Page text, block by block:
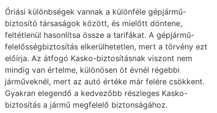
Óriási különbségek vannak a különféle gépjármű-
biztosító társaságok között, és mielőtt döntene,
feltétlenül hasonlítsa össze a tarifákat. A gépjármű-
felelősségbiztosítás elkerülhetetlen, mert a törvény ezt
előírja. Az átfogó Kasko-biztosításnak viszont nem
mindig van értelme, különösen öt évnél régebbi
járműveknél, mert az autó értéke már felére csökkent.
Gyakran elegendő a kedvezőbb részleges Kasko-
biztosítás a jármű megfelelő biztonságához.